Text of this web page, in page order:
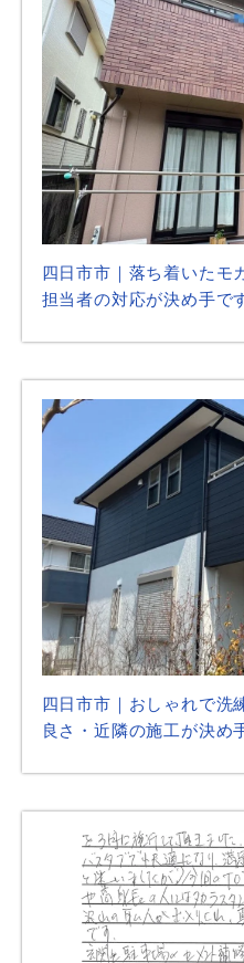
四日市市｜落ち着いたモ
担当者の対応が決め手で
四日市市｜おしゃれで洗
良さ・近隣の施工が決め